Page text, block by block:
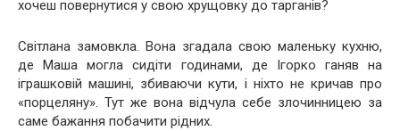
хочеш повернутися у свою хрущовку до тарганів?
Світлана замовкла. Вона згадала свою маленьку кухню,
де Маша могла сидіти годинами, де Ігорко ганяв на
іграшковій машині, збиваючи кути, і ніхто не кричав про
«порцеляну». Тут же вона відчула себе злочинницею за
саме бажання побачити рідних.